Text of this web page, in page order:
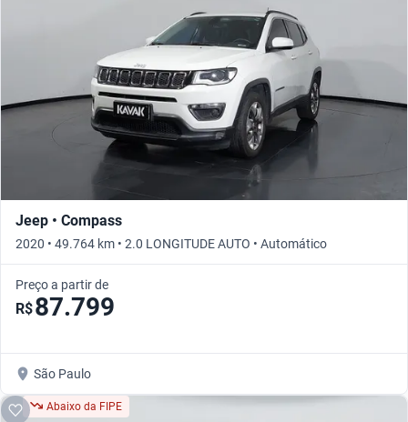
Jeep • Compass
2020 • 49.764 km • 2.0 LONGITUDE AUTO • Automático
Preço a partir de
R$87.799
São Paulo
Abaixo da FIPE